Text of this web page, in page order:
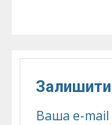
Залишити
Ваша e-mail